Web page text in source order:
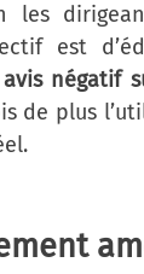
les
est
négatif
de plus